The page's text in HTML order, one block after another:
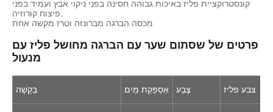
קונסטרוקציית פליז באיכות גבוהה חסינה בפני ניקוי אבץ ועמיד בפני
מכסה הברגה מברונזה וטרז מקשה אחת
פרטים של שסתום שער עם הברגה מחושל פליז עם
מנעול
בַּקָשָׁה אַסְפָּקַת מַיִם צֶבַע צבע פליז